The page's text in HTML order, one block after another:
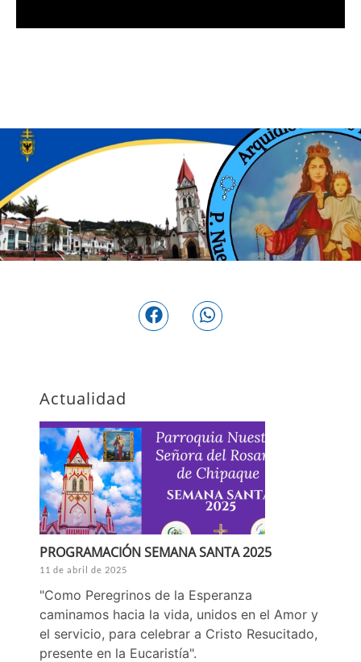
Actualidad
PROGRAMACIÓN SEMANA SANTA 2025
11 de abril de 2025
"Como Peregrinos de la Esperanza
caminamos hacia la vida, unidos en el Amor y
el servicio, para celebrar a Cristo Resucitado,
presente en la Eucaristía".